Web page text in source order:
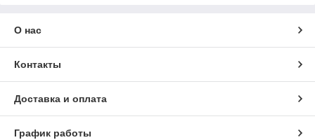
О нас
Контакты
Доставка и оплата
График работы